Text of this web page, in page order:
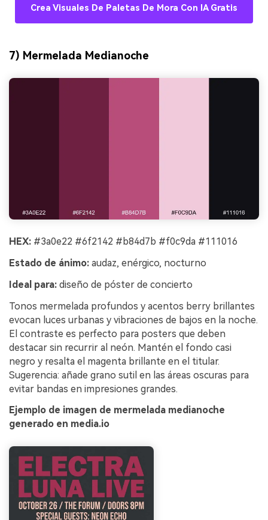
Crea Visuales De Paletas De Mora Con IA Gratis
7) Mermelada Medianoche
HEX: #3a0e22 #6f2142 #b84d7b #f0c9da #111016
Estado de ánimo: audaz, enérgico, nocturno
Ideal para: diseño de póster de concierto
Tonos mermelada profundos y acentos berry brillantes
evocan luces urbanas y vibraciones de bajos en la noche.
El contraste es perfecto para posters que deben
destacar sin recurrir al neón. Mantén el fondo casi
negro y resalta el magenta brillante en el titular.
Sugerencia: añade grano sutil en las áreas oscuras para
evitar bandas en impresiones grandes.
Ejemplo de imagen de mermelada medianoche
generado en media.io